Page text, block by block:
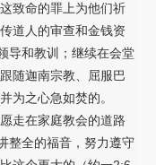
致命的罪上为他们祈
道人的审查和金钱资
导和教训；继续在会堂
随迦南宗教、屈服巴
为之心急如焚的。
走在家庭教会的道路
整全的福音，努力遵守